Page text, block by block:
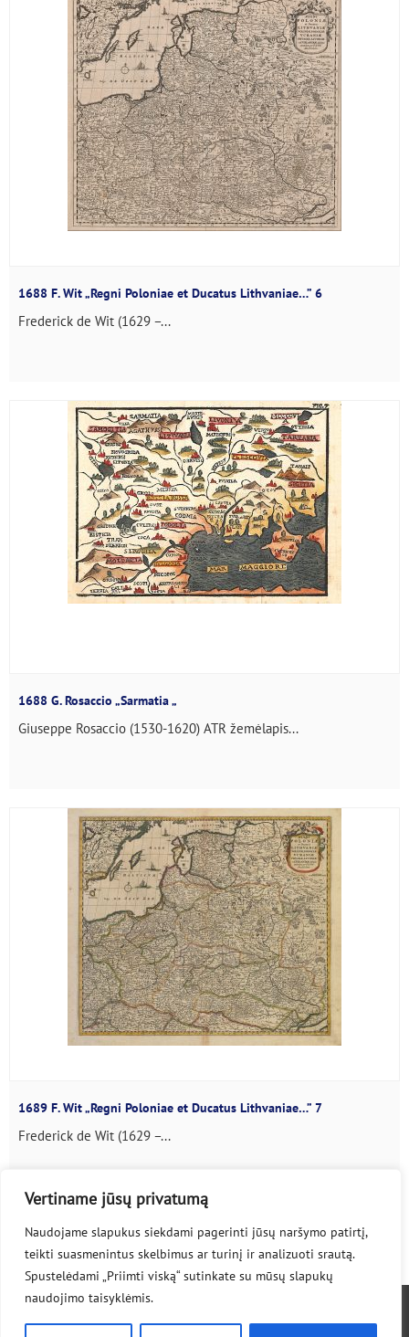
Vertiname jūsų privatumą
Naudojame slapukus siekdami pagerinti jūsų naršymo patirtį,
teikti suasmenintus skelbimus ar turinį ir analizuoti srautą.
Spustelėdami „Priimti viską“ sutinkate su mūsų slapukų
naudojimo taisyklėmis.
1688 F. Wit „Regni Poloniae et Ducatus Lithvaniae…” 6
Frederick de Wit (1629 –...
1688 G. Rosaccio „Sarmatia „
Giuseppe Rosaccio (1530-1620) ATR žemėlapis...
1689 F. Wit „Regni Poloniae et Ducatus Lithvaniae…” 7
Frederick de Wit (1629 –...
1 2 3 4
© 2020-2026 lpmaps.lt
Privatumo politika